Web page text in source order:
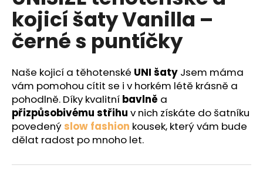
0,0
5
hvězdiček.
kojicí šaty Vanilla –
černé s puntíčky
Naše kojicí a těhotenské UNI šaty Jsem máma
vám pomohou cítit se i v horkém létě krásně a
pohodlně. Díky kvalitní bavlně a
přizpůsobivému střihu v nich získáte do šatníku
povedenýslow fashion kousek, který vám bude
dělat radost po mnoho let.
u
j
e
m
e